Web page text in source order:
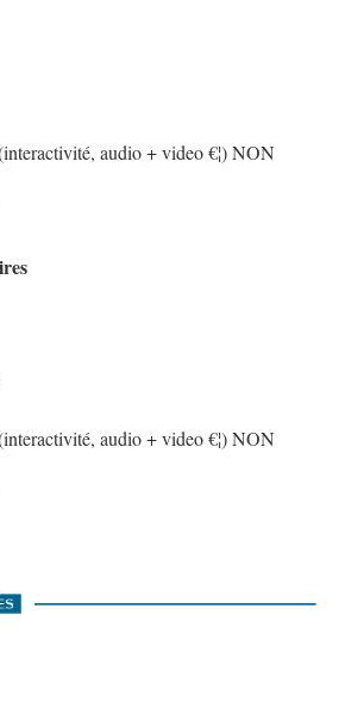
audio + video €¦) NON
audio + video €¦) NON